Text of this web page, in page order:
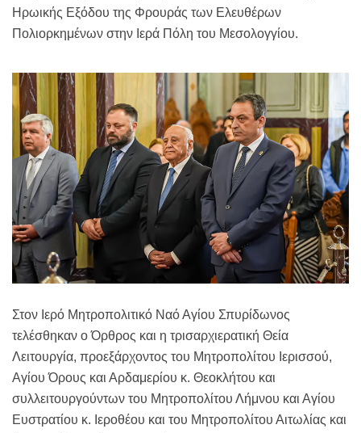
Ηρωικής Εξόδου της Φρουράς των Ελευθέρων
Πολιορκημένων στην Ιερά Πόλη του Μεσολογγίου.
Στον Ιερό Μητροπολιτικό Ναό Αγίου Σπυρίδωνος
τελέσθηκαν ο Όρθρος και η τρισαρχιερατική Θεία
Λειτουργία, προεξάρχοντος του Μητροπολίτου Ιερισσού,
Αγίου Όρους και Αρδαμερίου κ. Θεοκλήτου και
συλλειτουργούντων του Μητροπολίτου Λήμνου και Αγίου
Ευστρατίου κ. Ιεροθέου και του Μητροπολίτου Αιτωλίας και